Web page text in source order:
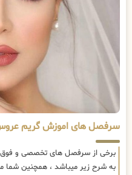
سرفصل های اموزش گریم عروس
برخی از سرفصل های تخصصی و
به شرح زیر میباشد ، همچنین شما